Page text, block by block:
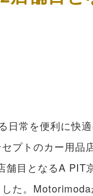
日常を便利に快
プトのカー用品店
舗目となるA PIT
た。Motorimoda